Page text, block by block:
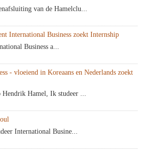
van de Hamelclu...
International Business zoekt Internship
Business a...
- vloeiend in Koreaans en Nederlands zoekt
Hendrik Hamel, Ik studeer ...
International Busine...